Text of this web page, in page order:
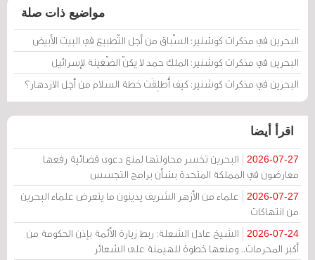
مواضيع ذات صلة
البحرين في مذكرات كوشنير: السّباق من أجل التّطبيع في البيت الأبيض
البحرين في مذكرات كوشنير: الملك حمد لا يكنّ الضّغينة لإسرائيل
البحرين في مذكرات كوشنير: كيف أُطلِقَت خطة السلام من أجل الازدهار؟
اقرأ أيضا
2026-07-27
البحرين تخسر محاولتها لمنع دعوى قضائية رفعها
معارضون في المملكة المتحدة بشأن برامج التجسس
2026-07-27
علماء من الأزهر الشريف يدينون ما يتعرض علماء البحرين
من انتهاكات
2026-07-24
الشيخ عادل الشعلة: ربط زيارة الأئمة بإذن الحكومة من
أكبر المحرمات.. ومنعها خطوة للهيمنة على الشعائر